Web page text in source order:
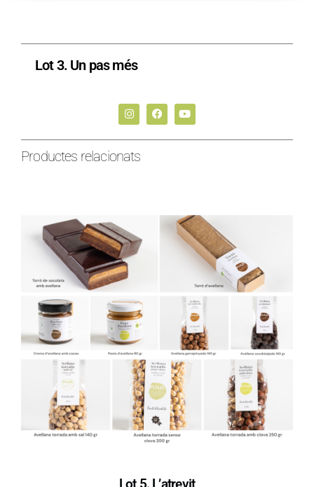
Lot 3. Un pas més
Productes relacionats
Lot 5. L’atrevit